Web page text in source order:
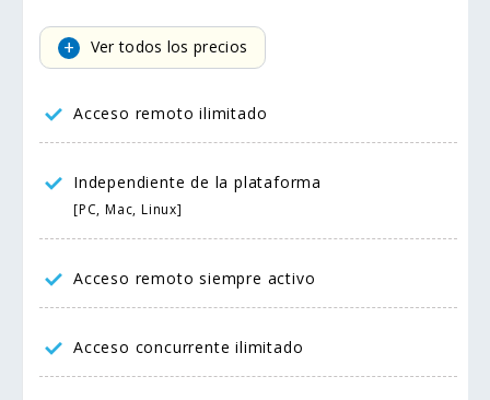
Ver todos los precios
Acceso remoto ilimitado
Independiente de la plataforma
[PC, Mac, Linux]
Acceso remoto siempre activo
Acceso concurrente ilimitado